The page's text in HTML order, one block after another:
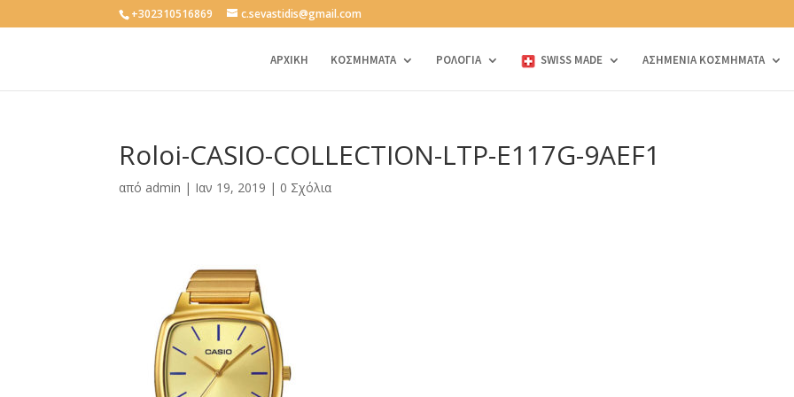
+302310516869 c.sevastidis@gmail.com
ΑΡΧΙΚΗ ΚΟΣΜΗΜΑΤΑ ΡΟΛΟΓΙΑ SWISS MADE ΑΣΗΜΕΝΙΑ ΚΟΣΜΗΜΑΤΑ
Roloi-CASIO-COLLECTION-LTP-E117G-9AEF1
από admin | Ιαν 19, 2019 | 0 Σχόλια